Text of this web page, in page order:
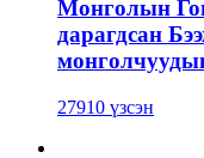
Монголын
дарагдсан
27910 үзсэн